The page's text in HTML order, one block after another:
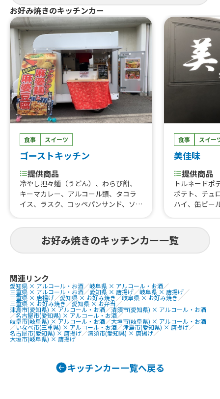
お好み焼きのキッチンカー
食事 スイーツ
ゴーストキッチン
提供商品
冷やし担々麵（うどん）、わらび餅、
キーマカレー、アルコール類、タコラ
イス、ラスク、コッペパンサンド、ソフ
ドッグ、タコ-スパゲティー、ロールお
好み焼き、フルーツ寒天、肉うどん、
タコス、麻婆丼、麻婆豆腐、麻婆麺、
ブリトー、ピタパン
食事 スイー
美佳味
提供商品
トルネードポ
ポテト、チュ
ハイ、缶ビー
インフランク
きそば、お好
お好み焼きのキッチンカー一覧
関連リンク
愛知県 × アルコール・お酒／岐阜県 × アルコール・お酒／
三重県 × アルコール・お酒／愛知県 × 唐揚げ／岐阜県 × 唐揚げ／
三重県 × 唐揚げ／愛知県 × お好み焼き／岐阜県 × お好み焼き／
三重県 × お好み焼き／愛知県 × お弁当／
津島市(愛知県) × アルコール・お酒／清須市(愛知県) × アルコール・お酒
／名古屋市(愛知県) × アルコール・お酒／
岐阜市(岐阜県) × アルコール・お酒／大垣市(岐阜県) × アルコール・お酒
／いなべ市(三重県) × アルコール・お酒／津島市(愛知県) × 唐揚げ／
名古屋市(愛知県) × 唐揚げ／清須市(愛知県) × 唐揚げ／
大垣市(岐阜県) × 唐揚げ
キッチンカー一覧へ戻る